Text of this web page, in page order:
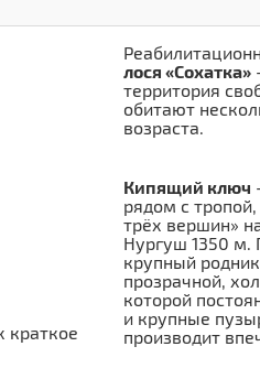
краткое
лося «Сохатка»
территория
обитают
возраста.
Кипящий ключ
рядом с
трёх вершин»
Нургуш1350 м.
крупный
прозрачной,
которой
и крупные
производит